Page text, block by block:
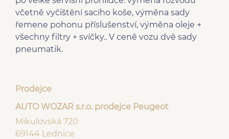
zadní stěrač
senzor tlaku v
pneumatikách
bluetooth
el. sklopná zrcátka
centrál dálkový
el. přední okna
mlhovky
kolo
Hands free
Zatmavená zadní skla
USB
Parkovací senzory zadní
včetně vyčištění sacího koše, výměna sady
řemene pohonu příslušenství, výměna oleje +
všechny filtry + svíčky.. V ceně vozu dvě sady
pneumatik.
Prodejce
AUTO WOZAR s.r.o. prodejce Peugeot
Mikulovská 720
69144 Lednice